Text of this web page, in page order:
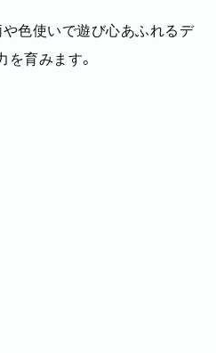
色使いで遊び心あふれるデ
育みます。